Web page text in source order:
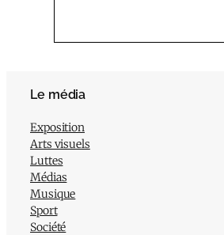
Le média
Exposition
Arts visuels
Luttes
Médias
Musique
Sport
Société